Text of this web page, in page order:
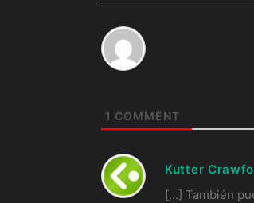
1 COMMENT
Kutter
[…] También